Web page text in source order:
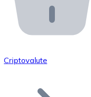
API Bitnovo
Integra la nostra
Unisciti alla nostra
Aggiungi il token
Criptovalute